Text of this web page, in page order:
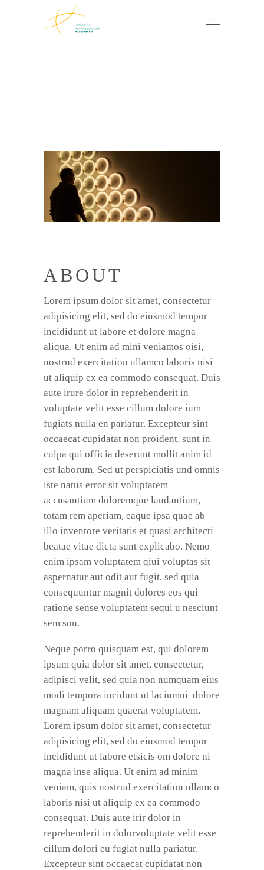
ABOUT
Lorem ipsum dolor sit amet, consectetur
adipisicing elit, sed do eiusmod tempor
incididunt ut labore et dolore magna
aliqua. Ut enim ad mini veniamos oisi,
nostrud exercitation ullamco laboris nisi
ut aliquip ex ea commodo consequat. Duis
aute irure dolor in reprehenderit in
voluptate velit esse cillum dolore ium
fugiats nulla en pariatur. Excepteur sint
occaecat cupidatat non proident, sunt in
culpa qui officia deserunt mollit anim id
est laborum. Sed ut perspiciatis und omnis
iste natus error sit voluptatem
accusantium doloremque laudantium,
totam rem aperiam, eaque ipsa quae ab
illo inventore veritatis et quasi architecti
beatae vitae dicta sunt explicabo. Nemo
enim ipsam voluptatem qiui voluptas sit
aspernatur aut odit aut fugit, sed quia
consequuntur magnit dolores eos qui
ratione sense voluptatem sequi u nesciunt
sem son.
Neque porro quisquam est, qui dolorem
ipsum quia dolor sit amet, consectetur,
adipisci velit, sed quia non numquam eius
modi tempora incidunt ut laciumui dolore
magnam aliquam quaerat voluptatem.
Lorem ipsum dolor sit amet, consectetur
adipisicing elit, sed do eiusmod tempor
incididunt ut labore etsicis om dolore ni
magna inse aliqua. Ut enim ad minim
veniam, quis nostrud exercitation ullamco
laboris nisi ut aliquip ex ea commodo
consequat. Duis aute irir dolor in
reprehenderit in dolorvoluptate velit esse
cillum dolori eu fugiat nulla pariatur.
Excepteur sint occaecat cupidatat non